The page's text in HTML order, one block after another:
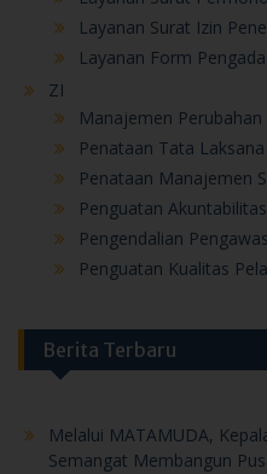
Layanan Surat Izin
Layanan Form
ZI
Manajemen Perubahan
Penataan Tata Laksana
Penataan Manajemen
Penguatan
Pengendalian
Penguatan Kualitas
Berita Terbaru
Melalui MATAMUDA,
Semangat Membangun